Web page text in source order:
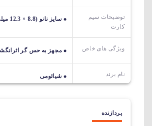
توضیحات سیم
کارت
سایز نانو (8.8 × 12.3 میلی متر)
ویژگی های خاص مجهز به حس گر
نام برند شیائومی
پردازنده